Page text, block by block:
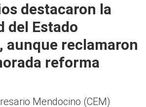
destacaron la
del Estado
aunque reclamaron
reforma
Mendocino (CEM)